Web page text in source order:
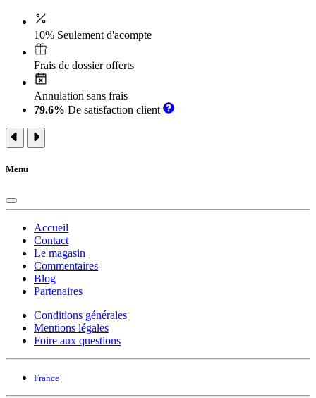
10% Seulement d'acompte
Frais de dossier offerts
Annulation sans frais
79.6% De satisfaction client
Menu
Accueil
Contact
Le magasin
Commentaires
Blog
Partenaires
Conditions générales
Mentions légales
Foire aux questions
France